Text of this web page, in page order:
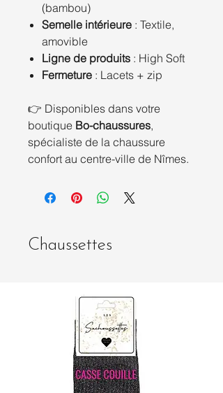
(bambou)
Semelle intérieure : Textile,
amovible
Ligne de produits : High Soft
Fermeture : Lacets + zip
👉 Disponibles dans votre
boutique Bo-chaussures,
spécialiste de la chaussure
confort au centre-ville de Nîmes.
Chaussettes